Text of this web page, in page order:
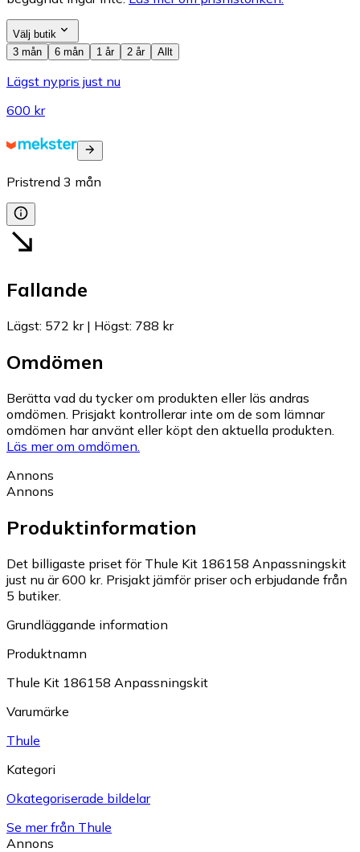
Välj butik
3 mån
6 mån 1 år 2 år Allt
Lägst nypris just nu
600 kr
Pristrend 3 mån
Fallande
Lägst: 572 kr| Högst: 788 kr
Omdömen
Berätta vad du tycker om produkten eller läs andras
omdömen. Prisjakt kontrollerar inte om de som lämnar
omdömen har använt eller köpt den aktuella produkten.
Läs mer om omdömen.
Annons
Annons
Produktinformation
Det billigaste priset för Thule Kit 186158 Anpassningskit
just nu är 600 kr. Prisjakt jämför priser och erbjudande från
5 butiker.
Grundläggande information
Produktnamn
Thule Kit 186158 Anpassningskit
Varumärke
Thule
Kategori
Okategoriserade bildelar
Se mer från Thule
Annons